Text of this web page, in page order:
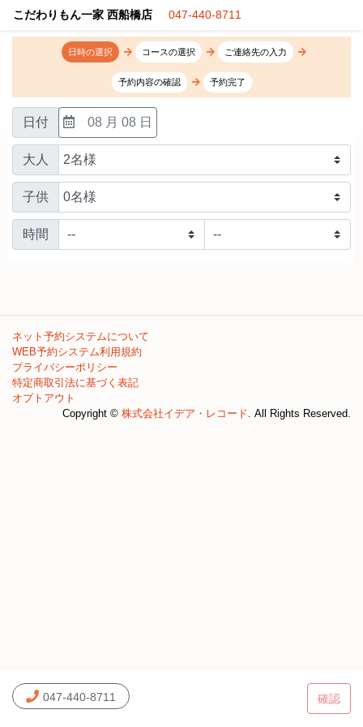
こだわりもん一家 西船橋店 047-440-8711
日時の選択 コースの選択 ご連絡先の入力
予約内容の確認 予約完了
日付 08 月 08 日
大人
子供
時間
ネット予約システムについて
WEB予約システム利用規約
プライバシーポリシー
特定商取引法に基づく表記
オプトアウト
Copyright © 株式会社イデア・レコード. All Rights Reserved.
047-440-8711 確認